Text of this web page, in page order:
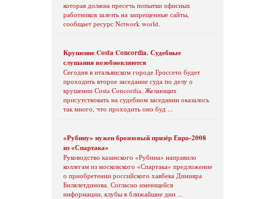
которая должна пресечь попытки офисных
работников залезть на запрещенные сайты,
сообщает ресурс Network world.
Крушение Costa Concordia. Судебные
слушания возобновляются
Сегодня в итальянском городе Гроссето будет
проходить второе заседание суда по делу о
крушении Costa Concordia. Желающих
присутствовать на судебном заседании оказалось
так много, что проходить оно буд ...
«Рубину» нужен бронзовый призёр Евро-2008
из «Спартака»
Руководство казанского «Рубина» направило
коллегам из московского «Спартака» предложение
о приобретении российского хавбека Динияра
Билялетдинова. Согласно имеющейся
информации, клубы в ближайшие дни ...